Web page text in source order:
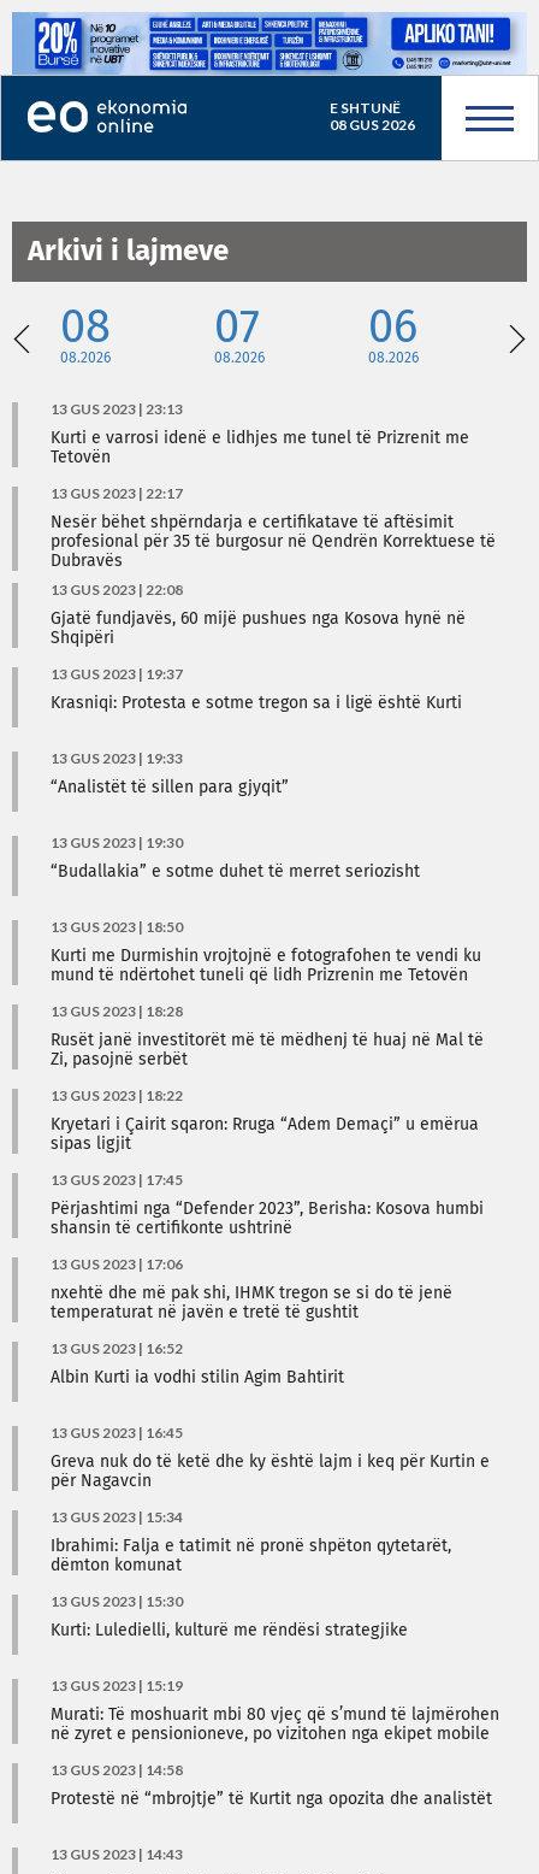
E SHTUNË
08 GUS 2026
Arkivi i lajmeve
08
08.2026
07
08.2026
06
08.2026
13 GUS 2023 | 23:13
Kurti e varrosi idenë e lidhjes me tunel të Prizrenit me
Tetovën
13 GUS 2023 | 22:17
Nesër bëhet shpërndarja e certifikatave të aftësimit
profesional për 35 të burgosur në Qendrën Korrektuese të
Dubravës
13 GUS 2023 | 22:08
Gjatë fundjavës, 60 mijë pushues nga Kosova hynë në
Shqipëri
13 GUS 2023 | 19:37
Krasniqi: Protesta e sotme tregon sa i ligë është Kurti
13 GUS 2023 | 19:33
“Analistët të sillen para gjyqit”
13 GUS 2023 | 19:30
“Budallakia” e sotme duhet të merret seriozisht
13 GUS 2023 | 18:50
Kurti me Durmishin vrojtojnë e fotografohen te vendi ku
mund të ndërtohet tuneli që lidh Prizrenin me Tetovën
13 GUS 2023 | 18:28
Rusët janë investitorët më të mëdhenj të huaj në Mal të
Zi, pasojnë serbët
13 GUS 2023 | 18:22
Kryetari i Çairit sqaron: Rruga “Adem Demaçi” u emërua
sipas ligjit
13 GUS 2023 | 17:45
Përjashtimi nga “Defender 2023”, Berisha: Kosova humbi
shansin të certifikonte ushtrinë
13 GUS 2023 | 17:06
nxehtë dhe më pak shi, IHMK tregon se si do të jenë
temperaturat në javën e tretë të gushtit
13 GUS 2023 | 16:52
Albin Kurti ia vodhi stilin Agim Bahtirit
13 GUS 2023 | 16:45
Greva nuk do të ketë dhe ky është lajm i keq për Kurtin e
për Nagavcin
13 GUS 2023 | 15:34
Ibrahimi: Falja e tatimit në pronë shpëton qytetarët,
dëmton komunat
13 GUS 2023 | 15:30
Kurti: Luledielli, kulturë me rëndësi strategjike
13 GUS 2023 | 15:19
Murati: Të moshuarit mbi 80 vjeç që s’mund të lajmërohen
në zyret e pensionioneve, po vizitohen nga ekipet mobile
13 GUS 2023 | 14:58
Protestë në “mbrojtje” të Kurtit nga opozita dhe analistët
13 GUS 2023 | 14:43